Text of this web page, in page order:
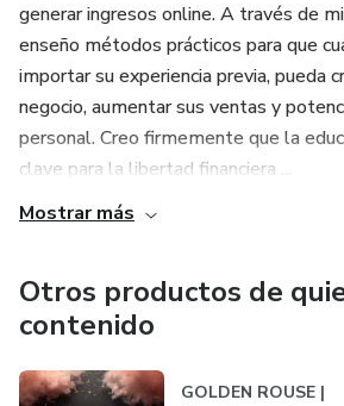
generar ingresos online. A través de
enseño métodos prácticos para que
importar su experiencia previa, pueda
negocio, aumentar sus ventas y
personal. Creo firmemente que la
clave para la libertad financiera ...
Mostrar más
Otros productos de
contenido
GOLDEN ROUSE |